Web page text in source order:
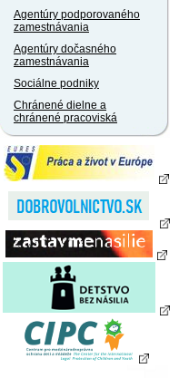
Agentúry podporovaného
zamestnávania
Agentúry dočasného
zamestnávania
Sociálne podniky
Chránené dielne a
chránené pracoviská